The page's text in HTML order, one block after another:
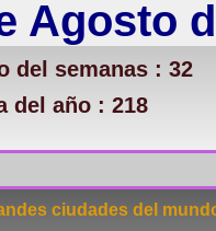
Agosto
del semanas : 32
del año : 218
ciudades del